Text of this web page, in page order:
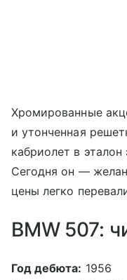
Хромированные
и утонченная
кабриолет в
Сегодня он —
цены легко
BMW 507:
Год дебюта: 1956